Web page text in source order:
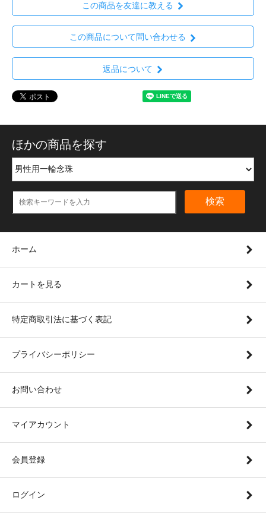
この商品を友達に教える
この商品について問い合わせる
返品について
ほかの商品を探す
検索
ホーム
カートを見る
特定商取引法に基づく表記
プライバシーポリシー
お問い合わせ
マイアカウント
会員登録
ログイン